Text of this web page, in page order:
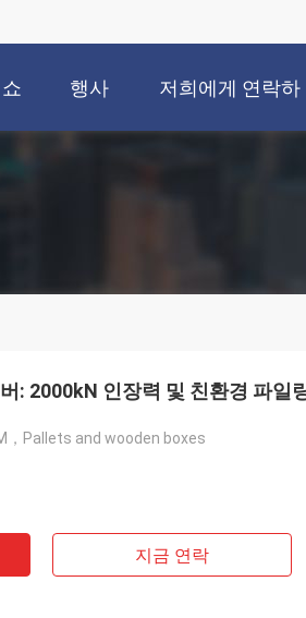
행사 저희에게 연락하
: 2000kN 인장력 및 친환경 파일
，Pallets and wooden boxes
지금 연락